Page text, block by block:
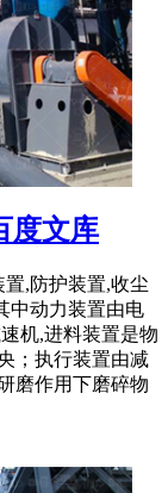
度文库
,防护装置,收尘
中动力装置由电
机,进料装置是物
；执行装置由减
磨作用下磨碎物